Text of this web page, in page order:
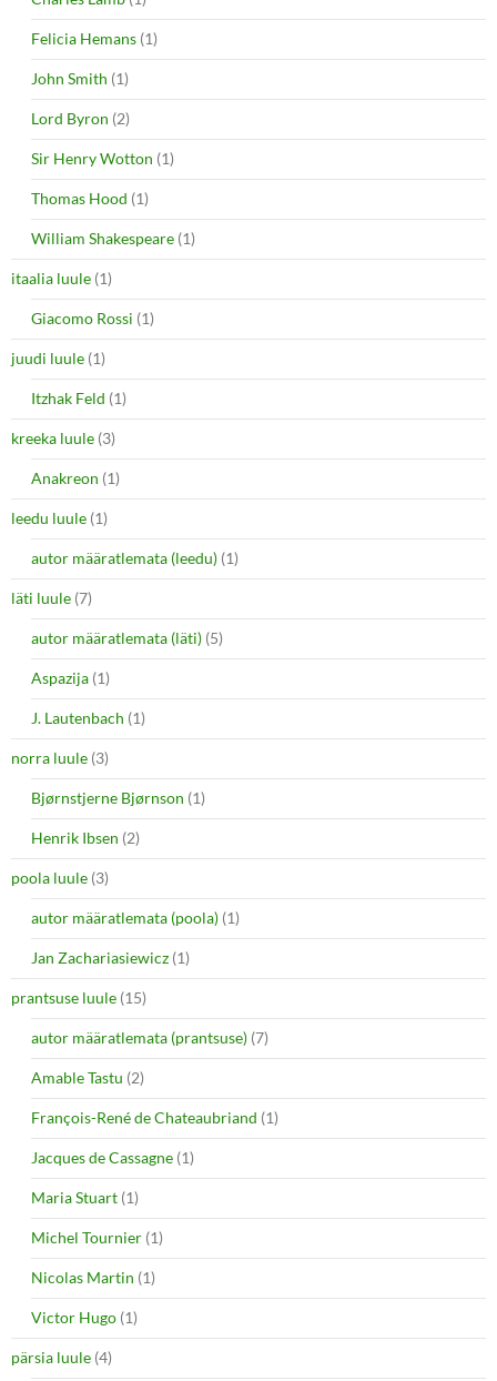
Felicia Hemans (1)
John Smith (1)
Lord Byron (2)
Sir Henry Wotton (1)
Thomas Hood (1)
William Shakespeare (1)
itaalia luule (1)
Giacomo Rossi (1)
juudi luule (1)
Itzhak Feld (1)
kreeka luule (3)
Anakreon (1)
leedu luule (1)
autor määratlemata (leedu) (1)
läti luule (7)
autor määratlemata (läti) (5)
Aspazija (1)
J. Lautenbach (1)
norra luule (3)
Bjørnstjerne Bjørnson (1)
Henrik Ibsen (2)
poola luule (3)
autor määratlemata (poola) (1)
Jan Zachariasiewicz (1)
prantsuse luule (15)
autor määratlemata (prantsuse) (7)
Amable Tastu (2)
François-René de Chateaubriand (1)
Jacques de Cassagne (1)
Maria Stuart (1)
Michel Tournier (1)
Nicolas Martin (1)
Victor Hugo (1)
pärsia luule (4)